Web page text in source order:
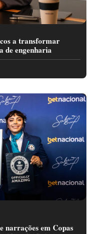
a transformar
de engenharia
narrações em Copas